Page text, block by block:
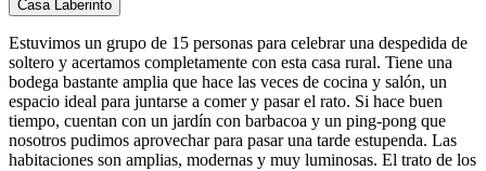
Casa Laberinto
Estuvimos un grupo de 15 personas para celebrar una despedida de
soltero y acertamos completamente con esta casa rural. Tiene una
bodega bastante amplia que hace las veces de cocina y salón, un
espacio ideal para juntarse a comer y pasar el rato. Si hace buen
tiempo, cuentan con un jardín con barbacoa y un ping-pong que
nosotros pudimos aprovechar para pasar una tarde estupenda. Las
habitaciones son amplias, modernas y muy luminosas. El trato de los